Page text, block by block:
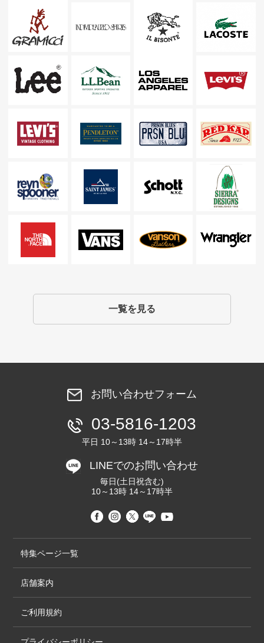
一覧を見る
お問い合わせフォーム
03-5816-1203
平日 10～13時 14～17時半
LINEでのお問い合わせ
毎日(土日祝含む)
10～13時 14～17時半
特集ページ一覧
店舗案内
ご利用規約